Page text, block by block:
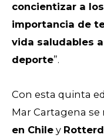
concientizar a
importancia de
vida saludables
deporte”.
Con esta quinta
Mar Cartagena
en Chile y